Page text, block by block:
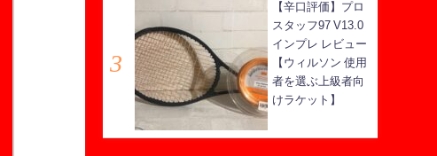
【辛口評価】プロ
スタッフ97 V13.0
インプレ レビュー
【ウィルソン 使用
者を選ぶ上級者向
けラケット】